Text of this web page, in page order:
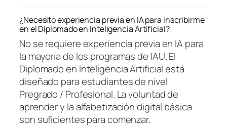
¿Necesito experiencia previa en IA para inscribirme
en el Diplomado en Inteligencia Artificial?
No se requiere experiencia previa en IA para
la mayoría de los programas de IAU. El
Diplomado en Inteligencia Artificial está
diseñado para estudiantes de nivel
Pregrado / Profesional. La voluntad de
aprender y la alfabetización digital básica
son suficientes para comenzar.